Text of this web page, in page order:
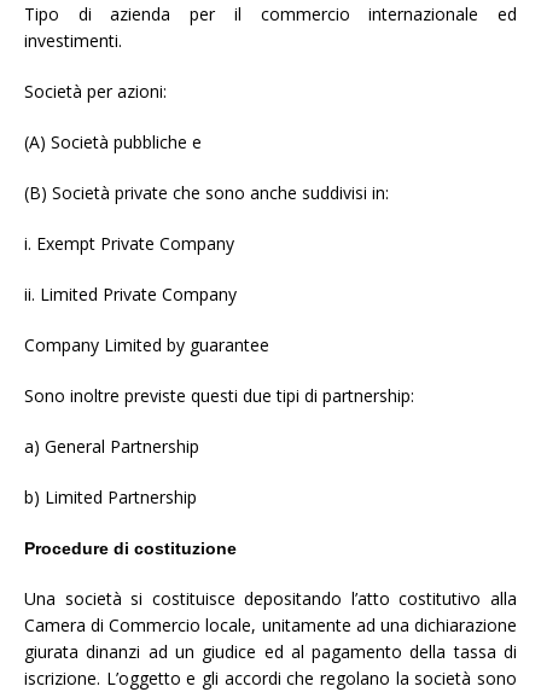
Tipo di azienda per il commercio internazionale ed
investimenti.
Società per azioni:
(A) Società pubbliche e
(B) Società private che sono anche suddivisi in:
i. Exempt Private Company
ii. Limited Private Company
Company Limited by guarantee
Sono inoltre previste questi due tipi di partnership:
a) General Partnership
b) Limited Partnership
Procedure di costituzione
Una società si costituisce depositando l’atto costitutivo alla
Camera di Commercio locale, unitamente ad una dichiarazione
giurata dinanzi ad un giudice ed al pagamento della tassa di
iscrizione. L’oggetto e gli accordi che regolano la società sono